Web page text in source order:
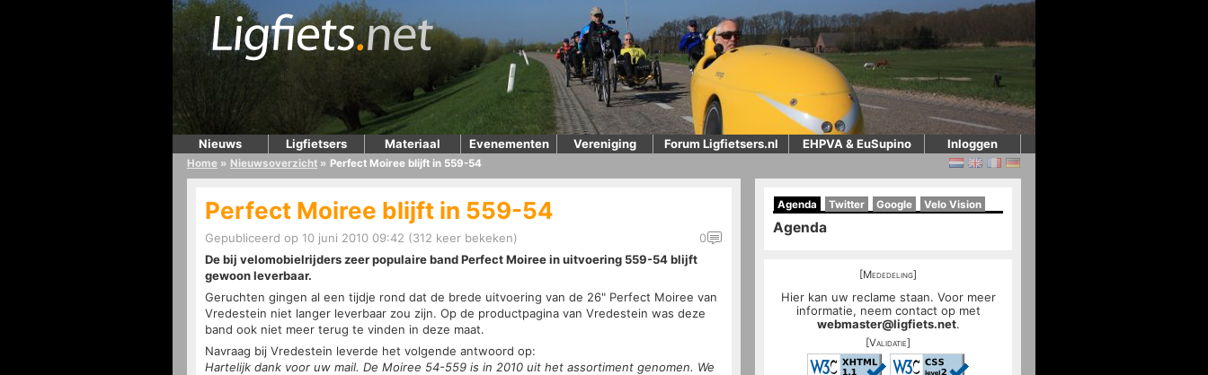
Nieuws Ligfietsers Materiaal Evenementen Vereniging Forum Ligfietsers.nl EHPVA & EuSupino Inloggen
Home » Nieuwsoverzicht » Perfect Moiree blijft in 559-54
Perfect Moiree blijft in 559-54
Gepubliceerd op 10 juni 2010 09:42 (312 keer bekeken)
0
De bij velomobielrijders zeer populaire band Perfect Moiree in uitvoering 559-54 blijft
gewoon leverbaar.
Geruchten gingen al een tijdje rond dat de brede uitvoering van de 26" Perfect Moiree van
Vredestein niet langer leverbaar zou zijn. Op de productpagina van Vredestein was deze
band ook niet meer terug te vinden in deze maat.
Navraag bij Vredestein leverde het volgende antwoord op:
Hartelijk dank voor uw mail. De Moiree 54-559 is in 2010 uit het assortiment genomen. We
Agenda Twitter Google Velo Vision
Agenda
[Mededeling]
Hier kan uw reclame staan. Voor meer
informatie, neem contact op met
webmaster@ligfiets.net.
[Validatie]